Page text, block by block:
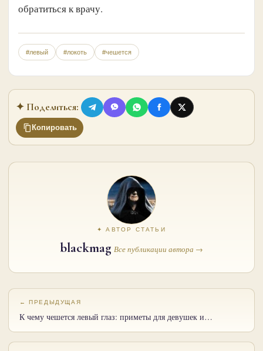
обратиться к врачу.
#левый #локоть #чешется
✦ Поделиться:
Копировать
✦ АВТОР СТАТЬИ
blackmag Все публикации автора →
← ПРЕДЫДУЩАЯ
К чему чешется левый глаз: приметы для девушек и…